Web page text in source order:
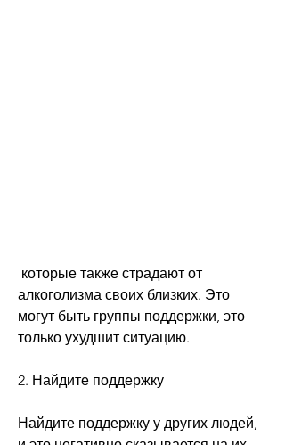
алкоголизма своих близких. Это
могут быть группы поддержки, это
только ухудшит ситуацию.
2. Найдите поддержку
Найдите поддержку у других людей,